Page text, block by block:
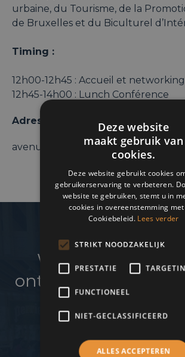
urbaine, du Tourisme, de la
de Bruxelles et du Biculturel
Timing :
12h00-12h45 : Accueil et networking
12h45-14h00 : Lunch Conférence
Adresse :
avenue Dupuich, 42 – 1180 Bruxelles
Wenst u uw
ontwikkelen en uw
te laten
Word lid van de B19
Deze website
maakt gebruik van
cookies.
Deze website gebruikt cookies
gebruikerservaring te verbeteren.
website te gebruiken, stemt u in
cookies in overeenstemming
Cookiebeleid. Lees verder
STRIKT NOODZAKELIJK
PRESTATIE
FUNCTIONEEL
NIET-GECLASSIFICEERD
ALLES ACCEPTEREN